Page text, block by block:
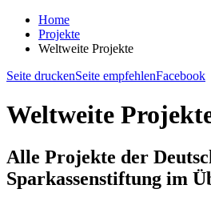
Home
Projekte
Weltweite Projekte
Seite druckenSeite empfehlenFacebook
Weltweite
Alle Projekte der
Sparkassenstiftung im